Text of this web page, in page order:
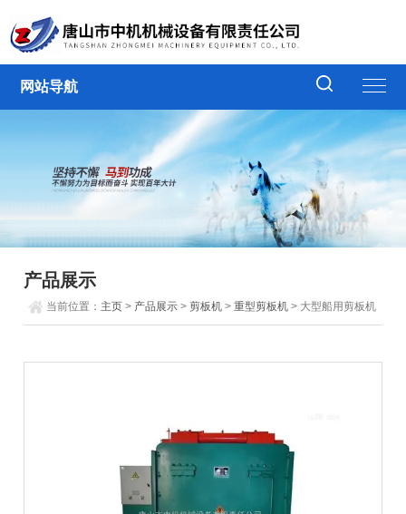
网站导航
产品展示
当前位置： 主页 > 产品展示 >剪板机 >重型剪板机 > 大型船用剪板机